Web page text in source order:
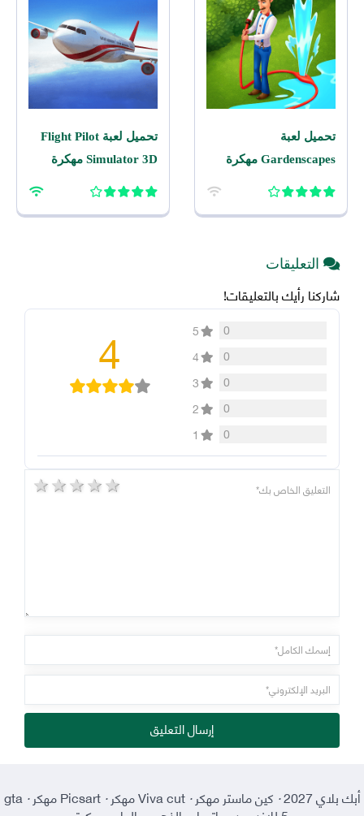
تحميل لعبة
Gardenscapes مهكرة
تحميل لعبة Flight Pilot
Simulator 3D مهكرة
التعليقات
شاركنا رأيك بالتعليقات!
0
5
0
4
0
3
0
2
0
1
4
5 stars 4 stars 3 stars 2 stars 1 star
إرسال التعليق
أبك بلاي 2027 · كين ماستر مهكر·Viva cut مهكر ·Picsart مهكر ·
gta